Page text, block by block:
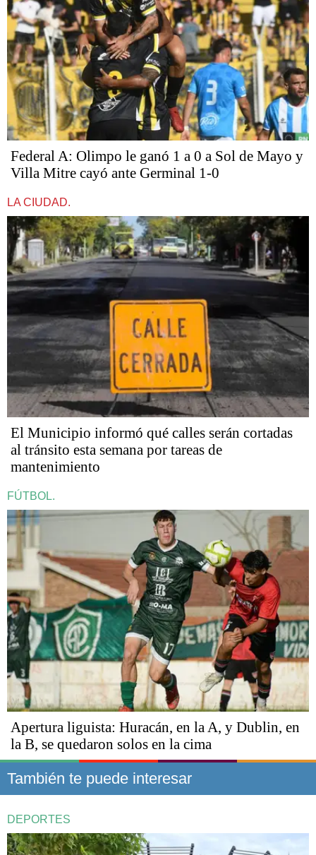
Federal A: Olimpo le ganó 1 a 0 a Sol de Mayo y
Villa Mitre cayó ante Germinal 1-0
LA CIUDAD.
El Municipio informó qué calles serán cortadas
al tránsito esta semana por tareas de
mantenimiento
FÚTBOL.
Apertura liguista: Huracán, en la A, y Dublin, en
la B, se quedaron solos en la cima
También te puede interesar
DEPORTES